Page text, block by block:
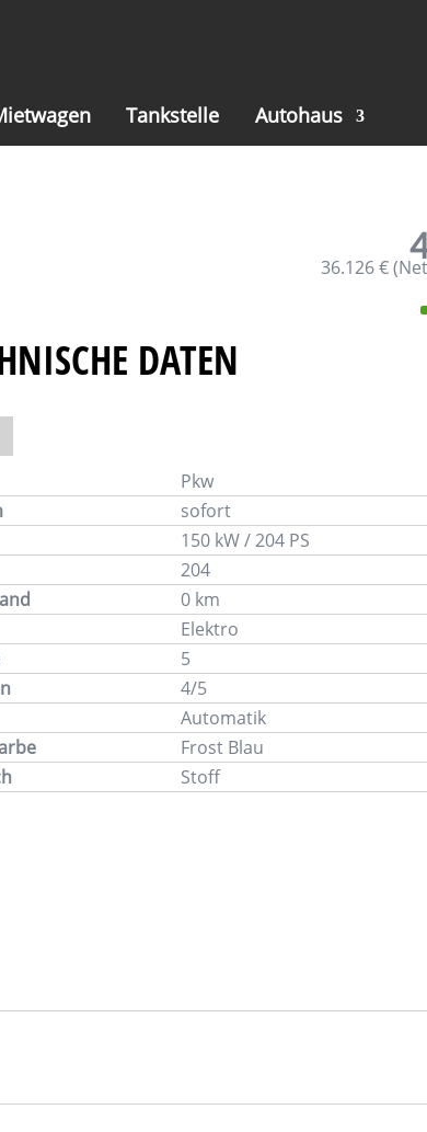
Tankstelle Autohaus
36.126 €
DATEN
Pkw
sofort
150 kW / 204 PS
204
0 km
Elektro
5
4/5
Automatik
Frost Blau
Stoff